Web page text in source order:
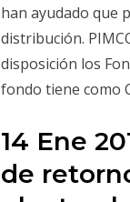
han ayudado que
distribución.
disposición los
fondo tiene como
14 Ene
de